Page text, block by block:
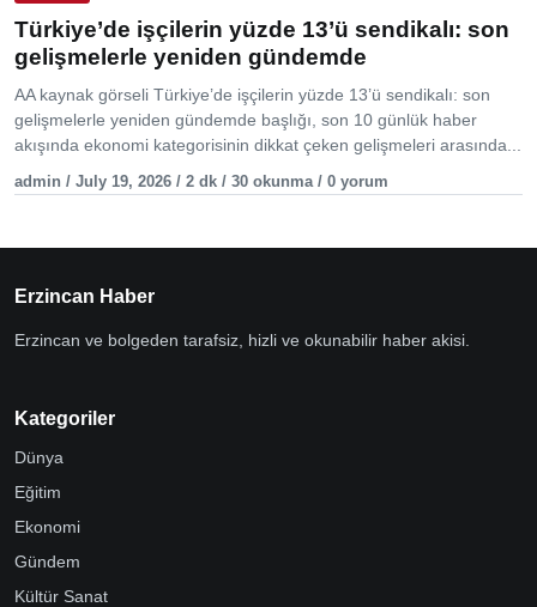
Türkiye’de işçilerin yüzde 13’ü sendikalı: son
gelişmelerle yeniden gündemde
AA kaynak görseli Türkiye’de işçilerin yüzde 13’ü sendikalı: son
gelişmelerle yeniden gündemde başlığı, son 10 günlük haber
akışında ekonomi kategorisinin dikkat çeken gelişmeleri arasında...
admin / July 19, 2026 / 2 dk / 30 okunma / 0 yorum
Erzincan Haber
Erzincan ve bolgeden tarafsiz, hizli ve okunabilir haber akisi.
Kategoriler
Dünya
Eğitim
Ekonomi
Gündem
Kültür Sanat